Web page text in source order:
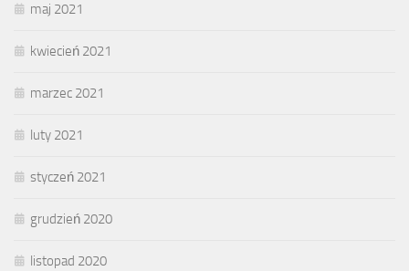
maj 2021
kwiecień 2021
marzec 2021
luty 2021
styczeń 2021
grudzień 2020
listopad 2020